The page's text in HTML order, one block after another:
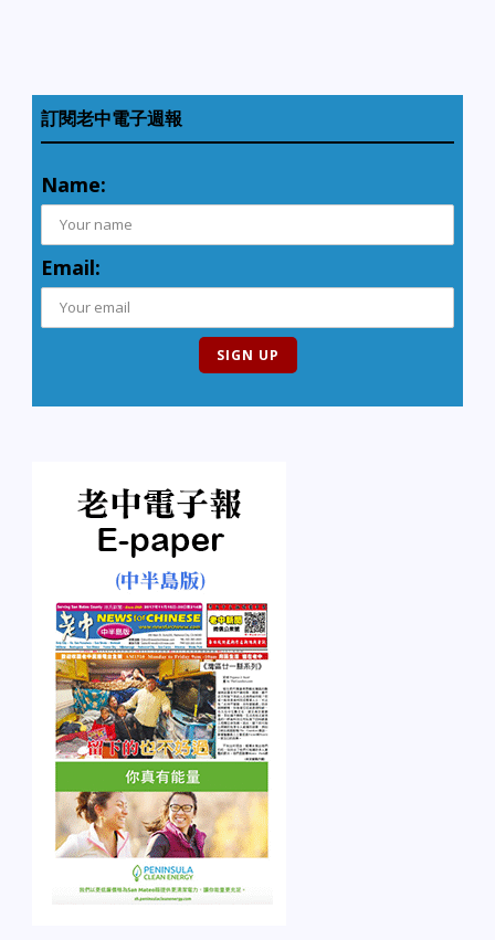
訂閱老中電子週報
Name:
Email: